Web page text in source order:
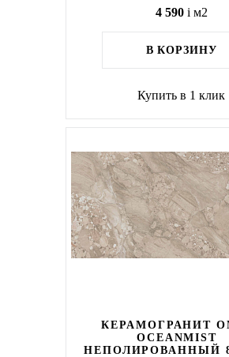
4 590 i м2
В КОРЗИНУ
Купить в 1 клик
КЕРАМОГРАНИТ
OCEANMIST
НЕПОЛИРОВАННЫЙ